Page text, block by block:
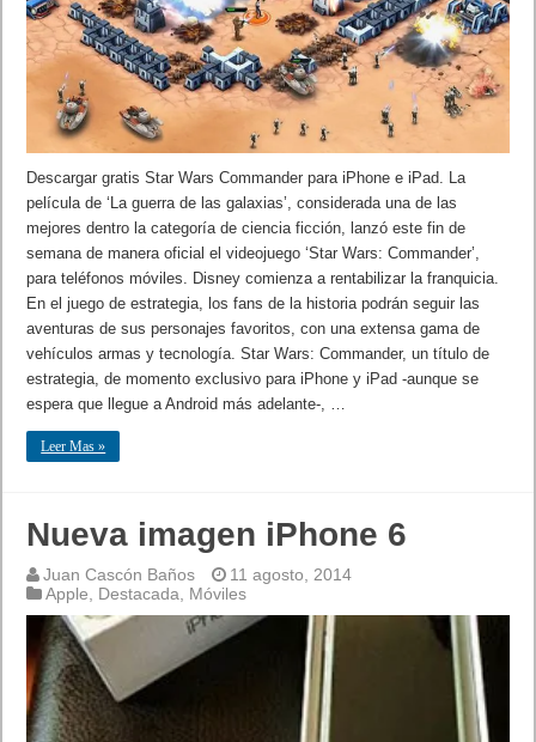
Descargar gratis Star Wars Commander para iPhone e iPad. La
película de ‘La guerra de las galaxias’, considerada una de las
mejores dentro la categoría de ciencia ficción, lanzó este fin de
semana de manera oficial el videojuego ‘Star Wars: Commander’,
para teléfonos móviles. Disney comienza a rentabilizar la franquicia.
En el juego de estrategia, los fans de la historia podrán seguir las
aventuras de sus personajes favoritos, con una extensa gama de
vehículos armas y tecnología. Star Wars: Commander, un título de
estrategia, de momento exclusivo para iPhone y iPad -aunque se
espera que llegue a Android más adelante-, …
Leer Mas »
Nueva imagen iPhone 6
Juan Cascón Baños
11 agosto, 2014
Apple
Destacada Móviles